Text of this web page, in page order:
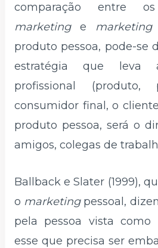
comparação entre
marketinge marketing
produto pessoa, pode-se
estratégia que leva
profissional
consumidor final, o
produto pessoa, será o
amigos, colegas de
Ballback e Slater (1999),
o marketingpessoal,
pela pessoa vista como
esse que precisa ser